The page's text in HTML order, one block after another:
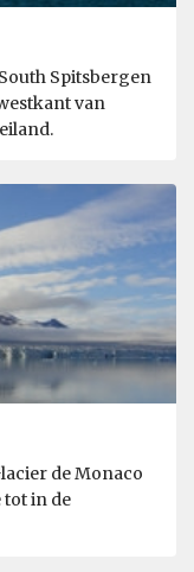
Spitsbergen
van
de Monaco
tot in de